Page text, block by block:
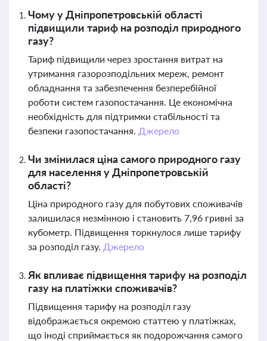
Чому у Дніпропетровській області
підвищили тариф на розподіл природного
газу?
Тариф підвищили через зростання витрат на
утримання газорозподільних мереж, ремонт
обладнання та забезпечення безперебійної
роботи систем газопостачання. Це економічна
необхідність для підтримки стабільності та
безпеки газопостачання. Джерело
Чи змінилася ціна самого природного газу
для населення у Дніпропетровській
області?
Ціна природного газу для побутових споживачів
залишилася незмінною і становить 7,96 гривні за
кубометр. Підвищення торкнулося лише тарифу
за розподіл газу. Джерело
Як впливає підвищення тарифу на розподіл
газу на платіжки споживачів?
Підвищення тарифу на розподіл газу
відображається окремою статтею у платіжках,
що іноді сприймається як подорожчання самого